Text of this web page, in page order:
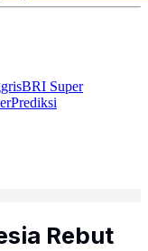
BRI Super
Prediksi
Rebut